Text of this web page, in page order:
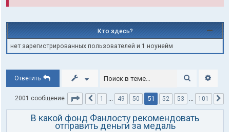
Кто здесь?
нет зарегистрированных пользователей и 1 ноунейм
Ответить Поиск
2001 сообщение Страница из 101
Пред.
1 … 49 50 51 52 53 … 101
В какой фонд Фанлосту рекомендовать
отправить деньги за медаль